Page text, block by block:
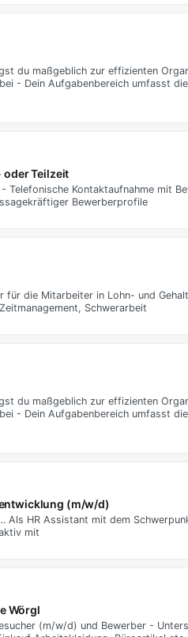
du maßgeblich zur effizienten
- Dein Aufgabenbereich umfasst
Teilzeit
Kontaktaufnahme mit
Bewerberprofile
für die Mitarbeiter in Lohn- und
Schwerarbeit
du maßgeblich zur effizienten
- Dein Aufgabenbereich umfasst
(m/w/d)
HR Assistant mit dem
mit
Wörgl
(m/w/d) und Bewerber -